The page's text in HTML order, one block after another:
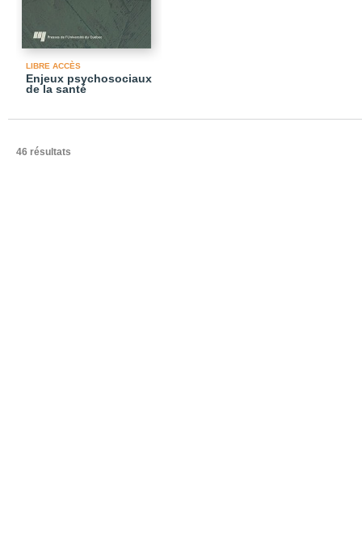
LIBRE ACCÈS
Enjeux psychosociaux
de la santé
46 résultats